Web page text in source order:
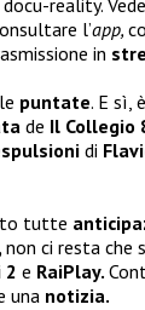
reality.
l’app,
in
le puntate. E sì,
de Il Collegio
di
tutte
non ci resta che
2 e RaiPlay.
una notizia.